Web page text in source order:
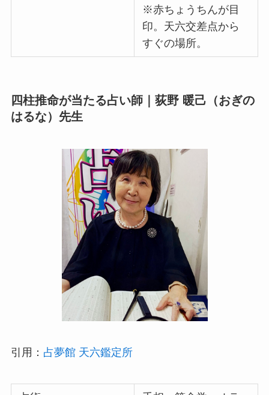
※赤ちょうちんが目
印。天六交差点から
すぐの場所。
四柱推命が当たる占い師｜荻野 暖己（おぎの
はるな）先生
引用： 占夢館 天六鑑定所